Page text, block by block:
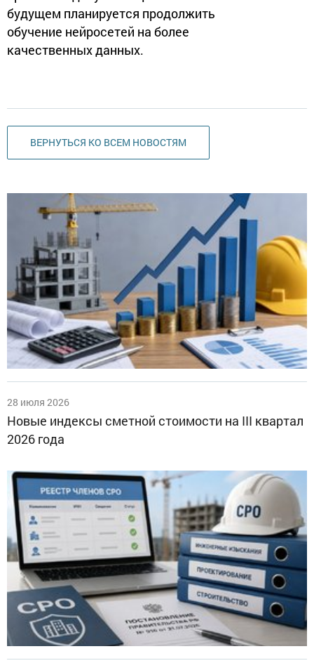
будущем планируется продолжить
обучение нейросетей на более
качественных данных.
ВЕРНУТЬСЯ КО ВСЕМ НОВОСТЯМ
28 июля 2026
Новые индексы сметной стоимости на III квартал
2026 года